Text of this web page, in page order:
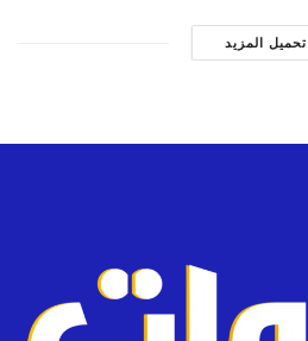
تحميل المزيد